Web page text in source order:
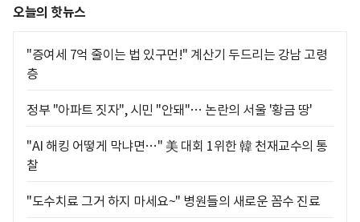
오늘의 핫뉴스
"증여세 7억 줄이는 법 있구먼!" 계산기 두드리는 강남 고령
층
정부 "아파트 짓자", 시민 "안돼"… 논란의 서울 '황금 땅'
"AI 해킹 어떻게 막냐면…" 美 대회 1위한 韓 천재교수의 통
찰
"도수치료 그거 하지 마세요~" 병원들의 새로운 꼼수 진료